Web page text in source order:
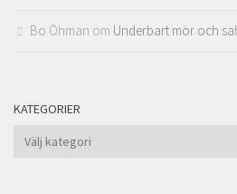
Bo Öhman om Underbart mör och
KATEGORIER
Kategorier